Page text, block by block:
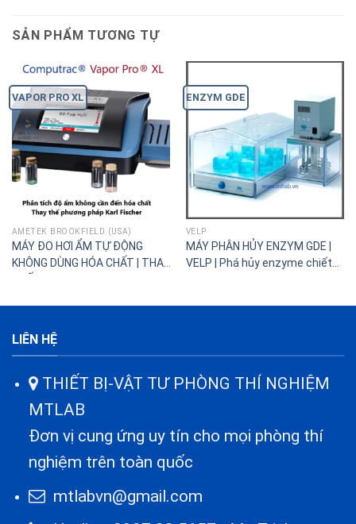
SẢN PHẨM TƯƠNG TỰ
VAPOR PRO XL
AMETEK BROOKFIELD (USA)
MÁY ĐO HƠI ẨM TỰ ĐỘNG
KHÔNG DÙNG HÓA CHẤT | THAY
ENZYM GDE
VELP
MÁY PHÂN HỦY ENZYM GDE |
VELP | Phá hủy enzyme chiết
LIÊN HỆ
THIẾT BỊ-VẬT TƯ PHÒNG THÍ NGHIỆM
MTLAB
Đơn vị cung ứng uy tín cho mọi phòng thí
nghiệm trên toàn quốc
mtlabvn@gmail.com